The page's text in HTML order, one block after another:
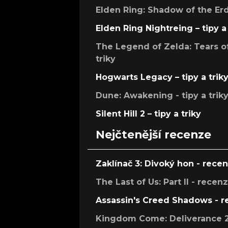
Elden Ring: Shadow of the
Elden Ring Nightreing – tipy
The Legend of Zelda: Tears
triky
Hogwarts Legacy – tipy a triky
Dune: Awakening - tipy a triky
Silent Hill 2 – tipy a triky
Nejčtenější recenze
Zaklínač 3: Divoký hon -
The Last of Us: Part II -
Assassin's Creed Shadows -
Kingdom Come: Deliverance